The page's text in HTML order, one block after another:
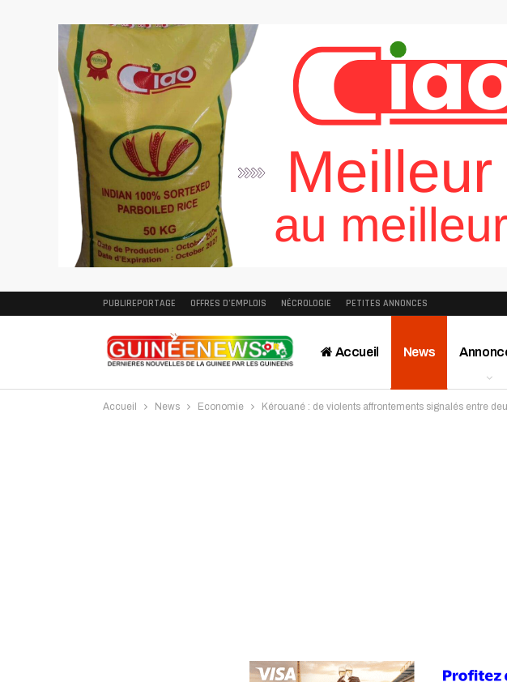
PUBLIREPORTAGE OFFRES D’EMPLOIS NÉCROLOGIE PETITES ANNONCES
Accueil News
Accueil News Economie Kérouané : de violents affrontements signalés entre